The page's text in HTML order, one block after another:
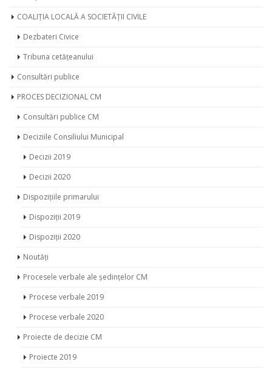
COALIȚIA LOCALĂ A SOCIETĂȚII CIVILE
Dezbateri Civice
Tribuna cetățeanului
Consultări publice
PROCES DECIZIONAL CM
Consultări publice CM
Deciziile Consiliului Municipal
Decizii 2019
Decizii 2020
Dispozițiile primarului
Dispoziții 2019
Dispoziții 2020
Noutăți
Procesele verbale ale ședințelor CM
Procese verbale 2019
Procese verbale 2020
Proiecte de decizie CM
Proiecte 2019